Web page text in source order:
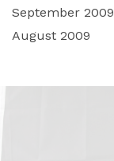
September 2009
August 2009